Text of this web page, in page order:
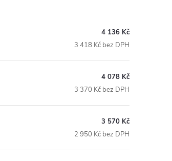
4 136 Kč
3 418 Kč bez DPH
4 078 Kč
3 370 Kč bez DPH
3 570 Kč
2 950 Kč bez DPH